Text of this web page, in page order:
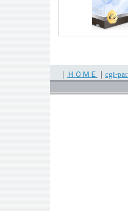
｜ ＨＯＭＥ ｜ cgi-